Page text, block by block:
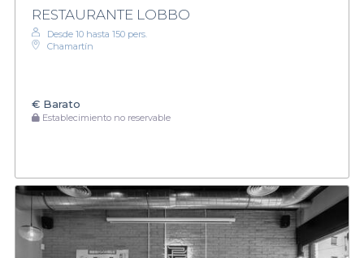
RESTAURANTE LOBBO
Desde 10 hasta 150 pers.
Chamartín
€ Barato
Establecimiento no reservable